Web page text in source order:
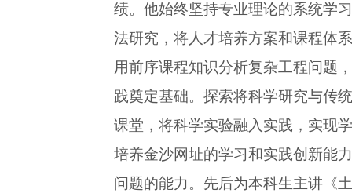
绩。他始终坚持专业理论的系统学
法研究，将人才培养方案和课程体
用前序课程知识分析复杂工程问题
践奠定基础。探索将科学研究与传
课堂，将科学实验融入实践，实现
培养金沙网址的学习和实践创新能
问题的能力。先后为本科生主讲《